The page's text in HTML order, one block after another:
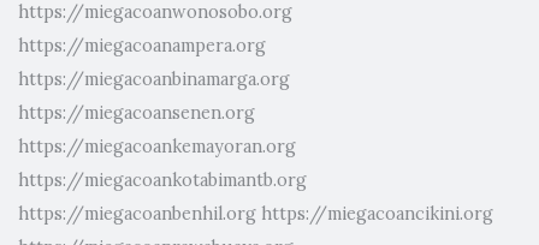
https://miegacoanwonosobo.org
https://miegacoanampera.org
https://miegacoanbinamarga.org
https://miegacoansenen.org
https://miegacoankemayoran.org
https://miegacoankotabimantb.org
https://miegacoanbenhil.org https://miegacoancikini.org